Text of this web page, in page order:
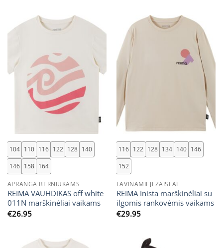
104 110 116 122 128 140
146 158 164
APRANGA BERNIUKAMS
REIMA VAUHDIKAS off white
011N marškinėliai vaikams
€26.95
116 122 128 134 140 146
152
LAVINAMIEJI ŽAISLAI
REIMA Inista marškinėliai su
ilgomis rankovėmis vaikams
€29.95